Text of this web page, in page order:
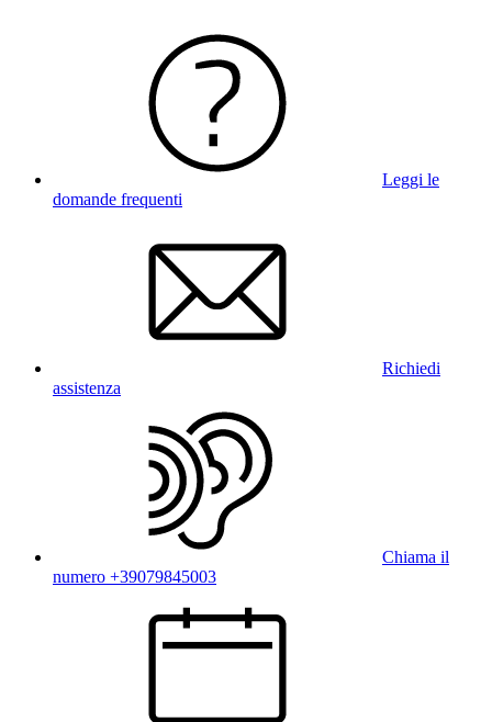
Leggi le
domande frequenti
Richiedi
assistenza
Chiama il
numero +39079845003